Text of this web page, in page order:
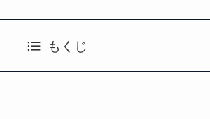
もくじ